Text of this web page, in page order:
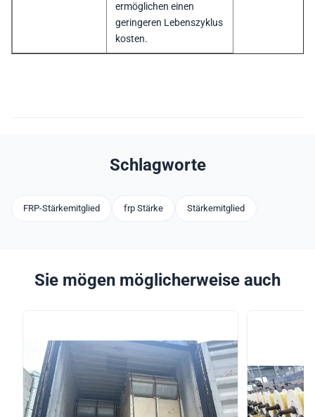
ermöglichen einen
geringeren Lebenszyklus
kosten.
Schlagworte
FRP-Stärkemitglied frp Stärke Stärkemitglied
Sie mögen möglicherweise auch